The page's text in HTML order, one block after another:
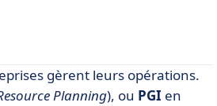
gèrent leurs opérations.
Planning), ou PGI en